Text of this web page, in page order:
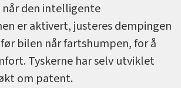
når den intelligente
er aktivert, justeres dempingen
bilen når fartshumpen, for å
Tyskerne har selv utviklet
om patent.